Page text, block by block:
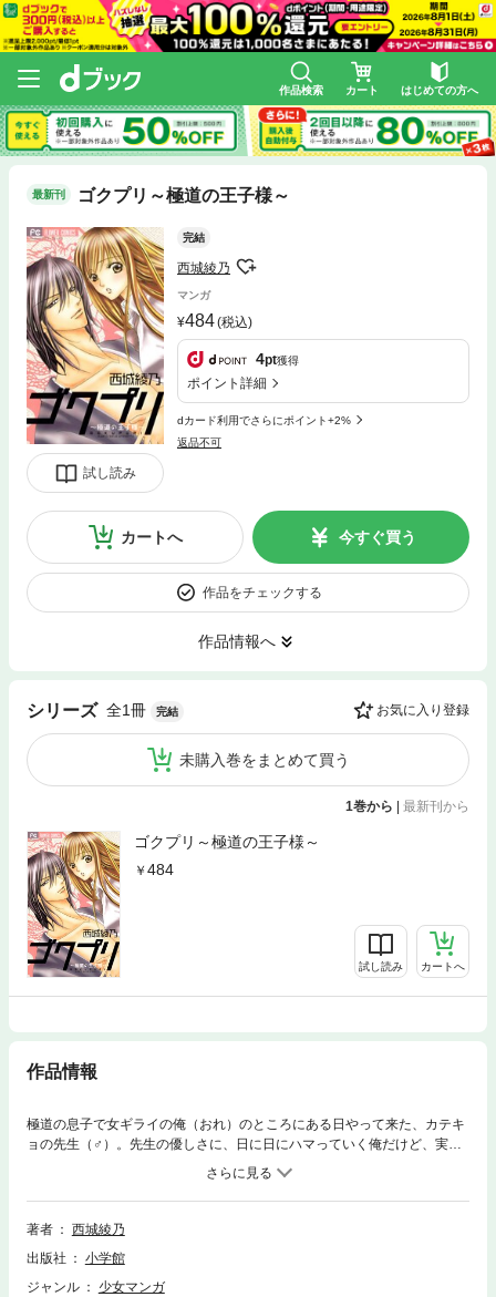
作品検索 カート はじめての方へ
最新刊 ゴクプリ～極道の王子様～
試し読み
完結
西城綾乃
マンガ
484(税込)
4pt獲得
ポイント詳細
dカード利用でさらにポイント+2%
返品不可
カートへ 今すぐ買う
作品をチェックする
作品情報へ
シリーズ 全1冊 完結 お気に入り登録
未購入巻をまとめて買う
1巻から 最新刊から
ゴクプリ～極道の王子様～
484
試し読み カートへ
作品情報
極道の息子で女ギライの俺（おれ）のところにある日やって来た、カテキ
ョの先生（♂）。先生の優しさに、日に日にハマっていく俺だけど、実は
先生には、誰（だれ）にも言えない秘密があったんだ！！
著者
西城綾乃
出版社
小学館
ジャンル
少女マンガ